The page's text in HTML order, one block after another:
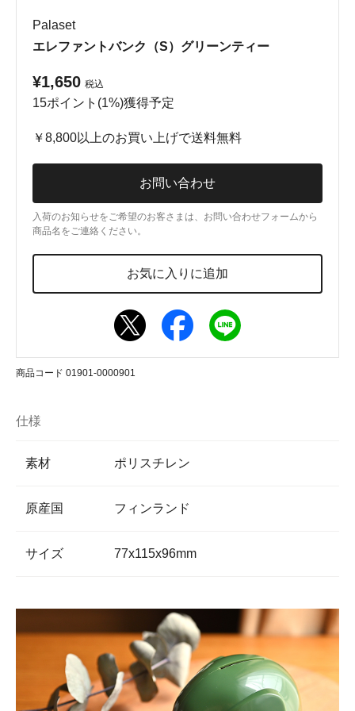
Palaset
エレファントバンク（S）グリーンティー
¥1,650 税込
15ポイント(1%)獲得予定
￥8,800以上のお買い上げで送料無料
お問い合わせ
入荷のお知らせをご希望のお客さまは、お問い合わせフォームから
商品名をご連絡ください。
お気に入りに追加
商品コード 01901-0000901
仕様
素材 ポリスチレン
原産国 フィンランド
サイズ 77x115x96mm